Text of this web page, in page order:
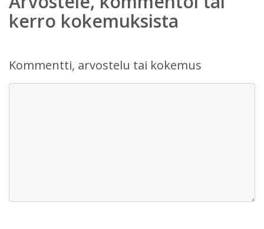
kerro kokemuksista
Kommentti, arvostelu tai kokemus